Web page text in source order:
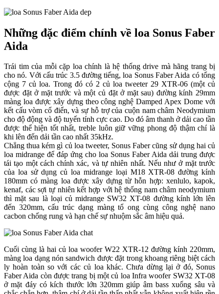
Những đặc điểm chính về loa Sonus Faber
Aida
Trái tim của mỗi cặp loa chính là hệ thống drive mà hãng trang bị
cho nó. Với cấu trúc 3.5 đường tiếng, loa Sonus Faber Aida có tổng
cộng 7 củ loa. Trong đó có 2 củ loa tweeter 29 XTR-06 (một củ
được đặt ở mặt trước và một củ đặt ở mặt sau) đường kính 29mm
màng loa được xây dựng theo công nghệ Damped Apex Dome với
kết cấu vòm cổ điển, và sự hỗ trợ của cuộn nam châm Neodymium
cho độ động và độ tuyến tính cực cao. Do đó âm thanh ở dải cao tần
được thể hiện tốt nhất, treble luôn giữ vững phong độ thậm chí là
khi lên đến dải tần cao nhất 35kHz.
Chẳng thua kém gì củ loa tweeter, Sonus Faber cũng sử dụng hai củ
loa midrange để đáp ứng cho loa Sonus Faber Aida dải trung được
tái tạo một cách chính xác, và tự nhiên nhất. Nếu như ở mặt trước
của loa sử dụng củ loa midrange loại M18 XTR-08 đường kính
180mm có màng loa được xây dựng từ hỗn hợp: xenlulo, kapok,
kenaf, các sợi tự nhiên kết hợp với hệ thống nam châm neodymium
thì mặt sau là loại củ midrange SW32 XT-08 đường kính lớn lên
đến 320mm, cấu trúc dạng màng tổ ong cùng công nghệ nano
cacbon chống rung và hạn chế sự nhuộm sắc âm hiệu quả.
Cuối cùng là hai củ loa woofer W22 XTR-12 đường kính 220mm,
màng loa dạng nón sandwich được đặt trong khoang riêng biệt cách
ly hoàn toàn so với các củ loa khác. Chưa dừng lại ở đó, Sonus
Faber Aida còn được trang bị một củ loa Infra woofer SW32 XT-08
ở mặt đáy có kích thước lớn 320mm giúp âm bass xuống sâu và